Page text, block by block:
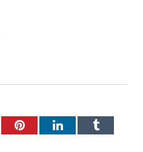
PinterestLinkedInTumblr